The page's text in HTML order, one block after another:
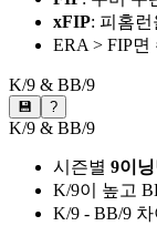
xFIP: 피홈
ERA > FIP면
K/9 & BB/9
💾 ?
K/9 & BB/9
시즌별 9이
K/9이 높고
K/9 - BB/9